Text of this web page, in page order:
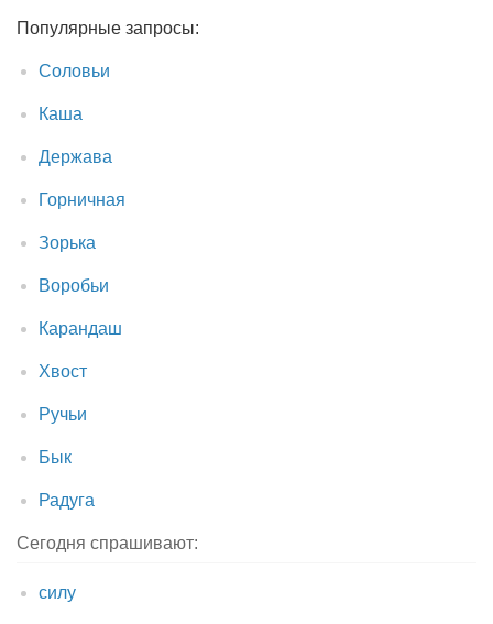
Популярные запросы:
Соловьи
Каша
Держава
Горничная
Зорька
Воробьи
Карандаш
Хвост
Ручьи
Бык
Радуга
Сегодня спрашивают:
силу